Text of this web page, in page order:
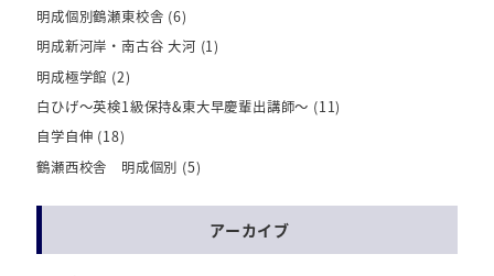
明成個別鶴瀬東校舎 (6)
明成新河岸・南古谷 大河 (1)
明成極学館 (2)
白ひげ～英検1級保持&東大早慶輩出講師～ (11)
自学自伸 (18)
鶴瀬西校舎 明成個別 (5)
アーカイブ